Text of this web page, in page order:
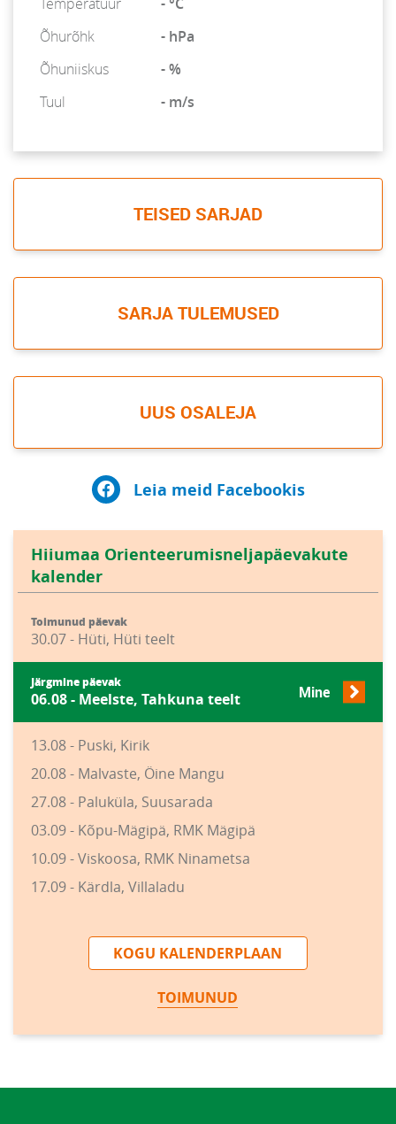
Õhurõhk
- hPa
Õhuniiskus
- %
Tuul
- m/s
TEISED SARJAD
SARJA TULEMUSED
UUS OSALEJA
Leia meid Facebookis
Hiiumaa Orienteerumisneljapäevakute
kalender
Toimunud päevak
30.07 - Hüti, Hüti teelt
Järgmine päevak
06.08 - Meelste, Tahkuna teelt Mine
13.08 - Puski, Kirik
20.08 - Malvaste, Öine Mangu
27.08 - Paluküla, Suusarada
03.09 - Kõpu-Mägipä, RMK Mägipä
10.09 - Viskoosa, RMK Ninametsa
17.09 - Kärdla, Villaladu
KOGU KALENDERPLAAN
TOIMUNUD